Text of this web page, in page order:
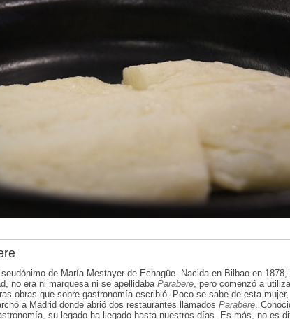
de María Mestayer de Echagüe. Nacida en Bilbao en 1878,
no era ni marquesa ni se apellidaba Parabere, pero comenzó a
obras que sobre gastronomía escribió. Poco se sabe de esta mujer,
a Madrid donde abrió dos restaurantes llamados Parabere.
su legado ha llegado hasta nuestros días. Es más, no es